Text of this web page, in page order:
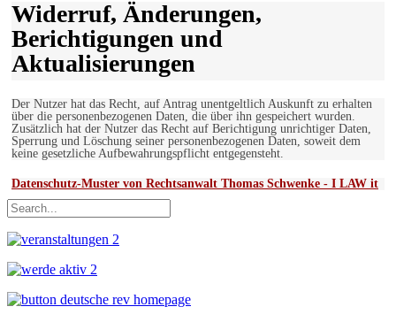
Widerruf, Änderungen,
Berichtigungen und
Aktualisierungen
Der Nutzer hat das Recht, auf Antrag unentgeltlich Auskunft zu erhalten
über die personenbezogenen Daten, die über ihn gespeichert wurden.
Zusätzlich hat der Nutzer das Recht auf Berichtigung unrichtiger Daten,
Sperrung und Löschung seiner personenbezogenen Daten, soweit dem
keine gesetzliche Aufbewahrungspflicht entgegensteht.
Datenschutz-Muster von Rechtsanwalt Thomas Schwenke - I LAW it